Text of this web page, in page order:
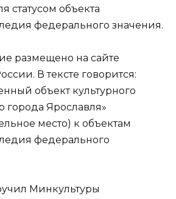
статусом объекта
федерального значения.
размещено на сайте
В тексте говорится:
объект культурного
города Ярославля»
место) к объектам
федерального
Минкультуры